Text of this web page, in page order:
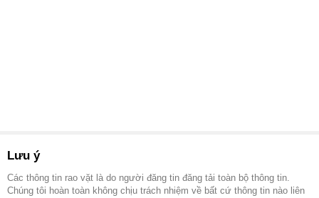
Lưu ý
Các thông tin rao vặt là do người đăng tin đăng tải toàn bộ thông tin.
Chúng tôi hoàn toàn không chịu trách nhiệm về bất cứ thông tin nào liên